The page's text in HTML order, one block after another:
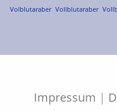
Volblutaraber Vollblutaraber
Impressum |